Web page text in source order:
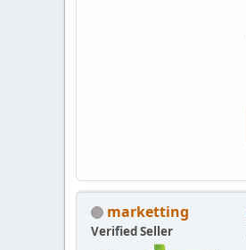
marketting
Verified Seller